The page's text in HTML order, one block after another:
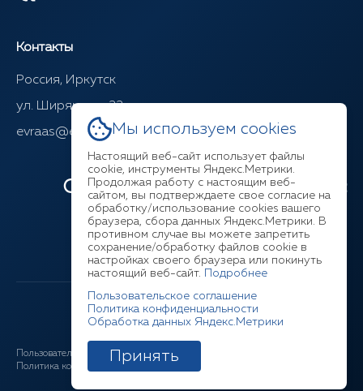
Контакты
Россия, Иркутск
ул. Ширямова, 22
evraas@evraasgr.ru
Ответим на любой ваш вопрос
+7 (3952) 211-377
Пользовательское соглашение Соглашение ЛК
Политика конфиденциальности
Мы используем cookies
Настоящий веб-сайт использует файлы
cookie, инструменты Яндекс.Метрики.
Продолжая работу с настоящим веб-
сайтом, вы подтверждаете свое согласие на
обработку/использование cookies вашего
браузера, сбора данных Яндекс.Метрики. В
противном случае вы можете запретить
сохранение/обработку файлов cookie в
настройках своего браузера или покинуть
настоящий веб-сайт.
Подробнее
Пользовательское соглашение
Политика конфиденциальности
Обработка данных Яндекс.Метрики
Принять